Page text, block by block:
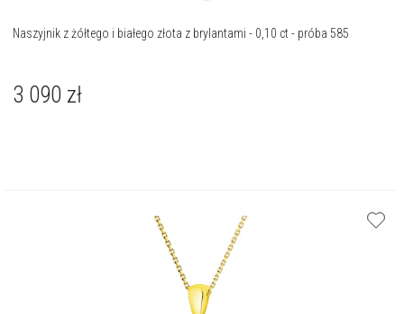
Naszyjnik z żółtego i białego złota z brylantami - 0,10 ct - próba 585
3 090 zł